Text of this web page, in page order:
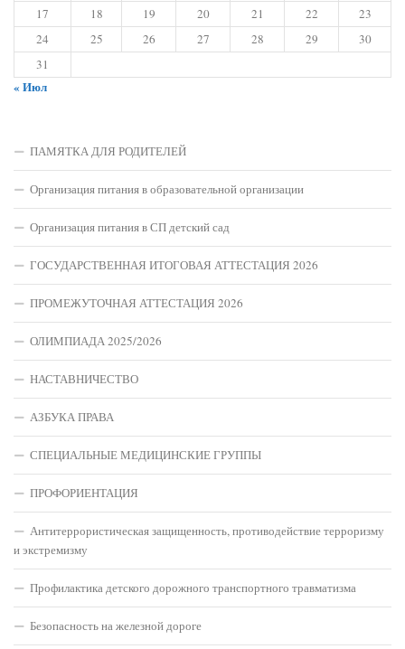
17
18 19 20 21 22
23
24
25 26 27 28 29
30
31
« Июл
ПАМЯТКА ДЛЯ РОДИТЕЛЕЙ
Организация питания в образовательной организации
Организация питания в СП детский сад
ГОСУДАРСТВЕННАЯ ИТОГОВАЯ АТТЕСТАЦИЯ 2026
ПРОМЕЖУТОЧНАЯ АТТЕСТАЦИЯ 2026
ОЛИМПИАДА 2025/2026
НАСТАВНИЧЕСТВО
АЗБУКА ПРАВА
СПЕЦИАЛЬНЫЕ МЕДИЦИНСКИЕ ГРУППЫ
ПРОФОРИЕНТАЦИЯ
Антитеррористическая защищенность, противодействие терроризму
и экстремизму
Профилактика детского дорожного транспортного травматизма
Безопасность на железной дороге